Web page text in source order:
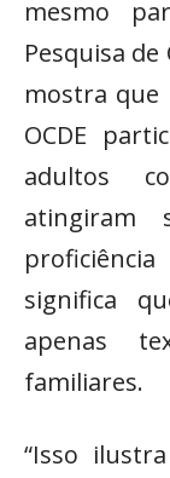
mesmo
Pesquisa
mostra que
OCDE
adultos
atingiram
significa
apenas
familiares.
“Isso